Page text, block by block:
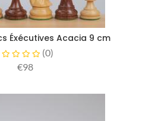
Éxécutives Acacia 9 cm
(0)
€98